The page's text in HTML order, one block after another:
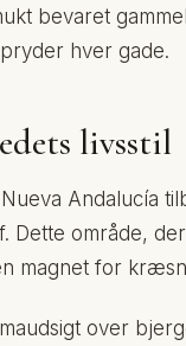
bevaret
hver gade.
livsstil
Andalucía
Dette område,
magnet for
over